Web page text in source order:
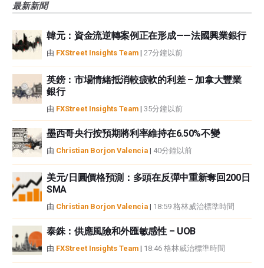
觀點，並不代表FXStreet或其廣告商的官方政策或立場。作者不對本頁連結的
如果文章正文中沒有明確提到，在撰寫本文時，作者在本文中提到的任何股票
中都沒有頭寸，也沒有與文中提到的任何公司有業務關係。除了FXStreet，作
者沒有收到撰寫這篇文章的報酬。
FXStreet和作者不提供個性化的建議。作者對該資訊的準確性、完整性或適用
性不作任何陳述。FXStreet和作者將不承擔任何錯誤，遺漏或任何損失，傷害
或損害由此資訊及其顯示或使用引起的。錯誤和遺漏除外。本文作者和
FXStreet並非註冊投資顧問，本文內容無意提供任何投資建議。
最新新聞
韓元：資金流逆轉案例正在形成——法國興業銀行
由 FXStreet Insights Team | 27分鐘以前
英鎊：市場情緒抵消較疲軟的利差 – 加拿大豐業
銀行
由 FXStreet Insights Team | 35分鐘以前
墨西哥央行按預期將利率維持在6.50%不變
由 Christian Borjon Valencia | 40分鐘以前
美元/日圓價格預測：多頭在反彈中重新奪回200日
SMA
由 Christian Borjon Valencia | 18:59 格林威治標準時間
泰銖：供應風險和外匯敏感性 – UOB
由 FXStreet Insights Team | 18:46 格林威治標準時間